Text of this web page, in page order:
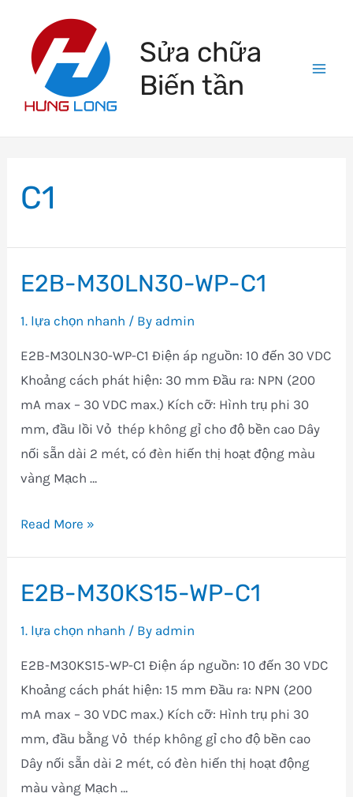
content
Sửa chữa
Biến tần
C1
E2B-M30LN30-WP-C1
1. lựa chọn nhanh / By admin
E2B-M30LN30-WP-C1 Điện áp nguồn: 10 đến 30 VDC
Khoảng cách phát hiện: 30 mm Đầu ra: NPN (200
mA max – 30 VDC max.) Kích cỡ: Hình trụ phi 30
mm, đầu lồi Vỏ thép không gỉ cho độ bền cao Dây
nối sẵn dài 2 mét, có đèn hiến thị hoạt động màu
vàng Mạch …
E2B-
C1
Read More »
E2B-M30KS15-WP-C1
1. lựa chọn nhanh / By admin
E2B-M30KS15-WP-C1 Điện áp nguồn: 10 đến 30 VDC
Khoảng cách phát hiện: 15 mm Đầu ra: NPN (200
mA max – 30 VDC max.) Kích cỡ: Hình trụ phi 30
mm, đầu bằng Vỏ thép không gỉ cho độ bền cao
Dây nối sẵn dài 2 mét, có đèn hiến thị hoạt động
màu vàng Mạch …